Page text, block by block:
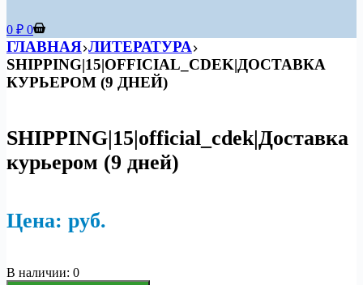
Корзина
0 ₽ 0
ГЛАВНАЯ ЛИТЕРАТУРА
SHIPPING|15|OFFICIAL_CDEK|ДОСТАВКА
КУРЬЕРОМ (9 ДНЕЙ)
SHIPPING|15|official_cdek|Доставка
курьером (9 дней)
Цена: руб.
В наличии: 0